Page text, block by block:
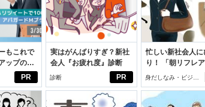
PR
もこれで
ップのセ
ス術
PR
実はがんばりすぎ？新社
会人『お疲れ度』診断
診断
忙しい新社会人に
り！ 「朝リフレ
じめよう。しっか
イケアして24時
身だしなみ・ビジネ
スアイテム